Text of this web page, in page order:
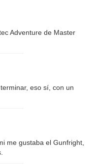
Adventure de Master
eso sí, con un
me gustaba el Gunfright,